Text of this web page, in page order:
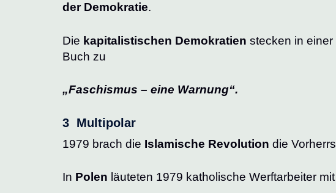
der Demokratie.
Die kapitalistischen Demokratien stecken in einer
Buch zu
„Faschismus – eine Warnung“.
3 Multipolar
1979 brach die Islamische Revolution die
In Polen läuteten 1979 katholische Werftarbeiter